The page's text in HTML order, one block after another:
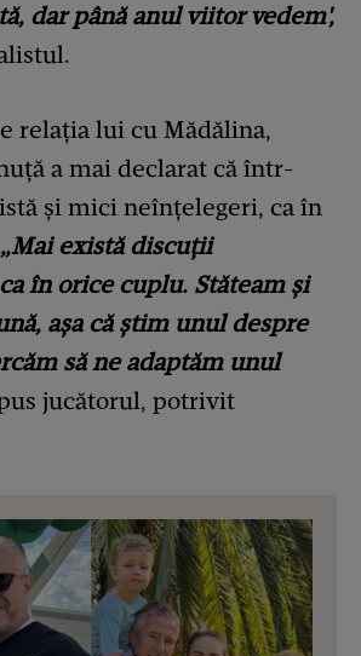
dar până anul viitor vedem',
relația lui cu Mădălina,
a mai declarat că într-
și mici neînțelegeri, ca în
„Mai există discuții
în orice cuplu. Stăteam și
așa că știm unul despre
să ne adaptăm unul
jucătorul, potrivit